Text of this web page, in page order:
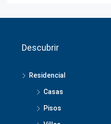
Descubrir
Residencial
Casas
Pisos